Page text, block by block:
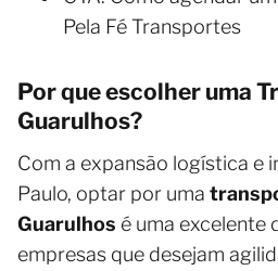
Pela Fé Transportes
Por que escolher uma
Guarulhos?
Com a expansão logística e
Paulo, optar por uma
Guarulhos é uma excelente
empresas que desejam